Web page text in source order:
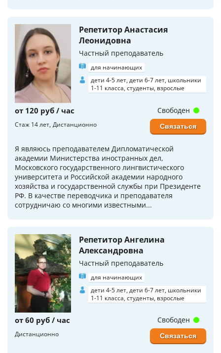
Репетитор Анастасия
Леонидовна
Частный преподаватель
для начинающих
дети 4-5 лет, дети 6-7 лет, школьники
1-11 класса, студенты, взрослые
от 120 руб / час
Стаж 14 лет Дистанционно
Я являюсь преподавателем Дипломатической
академии Министерства иностранных дел,
Московского государственного лингвистического
университета и Российской академии народного
хозяйства и государственной службы при Президенте
РФ. В качестве переводчика и преподавателя
сотрудничаю со многими известными...
Свободен
Связаться
Репетитор Ангелина
Александровна
Частный преподаватель
для начинающих
дети 4-5 лет, дети 6-7 лет, школьники
1-11 класса, студенты, взрослые
от 60 руб / час
Дистанционно
Свободен
Связаться